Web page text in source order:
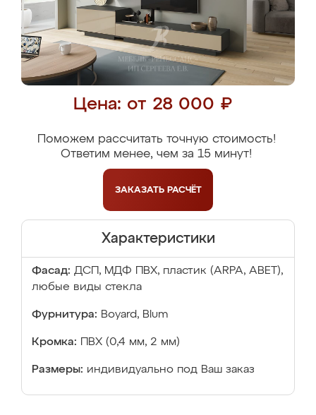
Цена: от 28 000 ₽
Поможем рассчитать точную стоимость!
Ответим менее, чем за 15 минут!
ЗАКАЗАТЬ РАСЧЁТ
Характеристики
Фасад: ДСП, МДФ ПВХ, пластик (ARPA, ABET),
любые виды стекла
Фурнитура: Boyard, Blum
Кромка: ПВХ (0,4 мм, 2 мм)
Размеры: индивидуально под Ваш заказ